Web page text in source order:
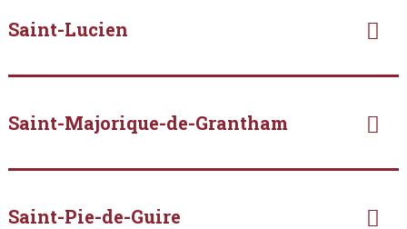
Saint-Lucien
Saint-Majorique-de-Grantham
Saint-Pie-de-Guire